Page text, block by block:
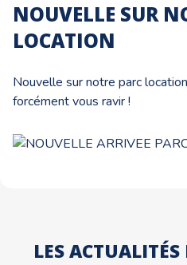
NOUVELLE SUR
LOCATION
Nouvelle sur notre parc
forcément vous ravir !
LES